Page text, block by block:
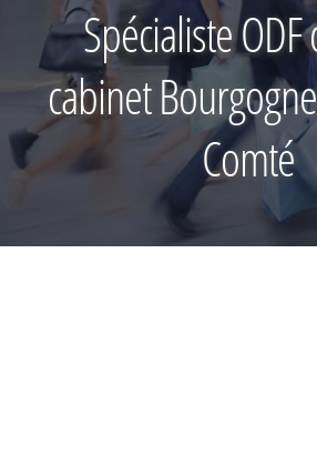
Spécialiste
cabinet
Comté